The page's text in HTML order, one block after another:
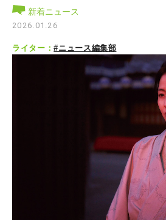
新着ニュース
2026.01.26
ライター：#ニュース編集部